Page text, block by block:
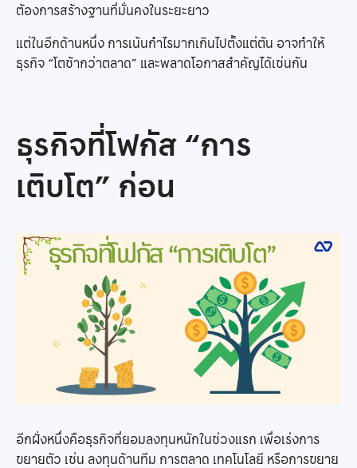
ต้องการสร้างฐานที่มั่นคงในระยะยาว
แต่ในอีกด้านหนึ่ง การเน้นกำไรมากเกินไปตั้งแต่ต้น อาจทำให้
ธุรกิจ “โตช้ากว่าตลาด” และพลาดโอกาสสำคัญได้เช่นกัน
ธุรกิจที่โฟกัส “การ
เติบโต” ก่อน
อีกฝั่งหนึ่งคือธุรกิจที่ยอมลงทุนหนักในช่วงแรก เพื่อเร่งการ
ขยายตัว เช่น ลงทุนด้านทีม การตลาด เทคโนโลยี หรือการขยาย